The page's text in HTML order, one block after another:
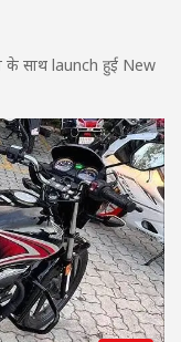
साथ launch हुई New